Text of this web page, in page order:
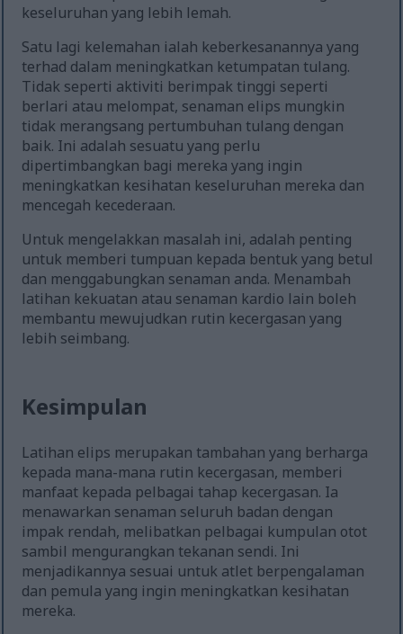
keseluruhan yang lebih lemah.
Satu lagi kelemahan ialah keberkesanannya yang
terhad dalam meningkatkan ketumpatan tulang.
Tidak seperti aktiviti berimpak tinggi seperti
berlari atau melompat, senaman elips mungkin
tidak merangsang pertumbuhan tulang dengan
baik. Ini adalah sesuatu yang perlu
dipertimbangkan bagi mereka yang ingin
meningkatkan kesihatan keseluruhan mereka dan
mencegah kecederaan.
Untuk mengelakkan masalah ini, adalah penting
untuk memberi tumpuan kepada bentuk yang betul
dan menggabungkan senaman anda. Menambah
latihan kekuatan atau senaman kardio lain boleh
membantu mewujudkan rutin kecergasan yang
lebih seimbang.
Kesimpulan
Latihan elips merupakan tambahan yang berharga
kepada mana-mana rutin kecergasan, memberi
manfaat kepada pelbagai tahap kecergasan. Ia
menawarkan senaman seluruh badan dengan
impak rendah, melibatkan pelbagai kumpulan otot
sambil mengurangkan tekanan sendi. Ini
menjadikannya sesuai untuk atlet berpengalaman
dan pemula yang ingin meningkatkan kesihatan
mereka.